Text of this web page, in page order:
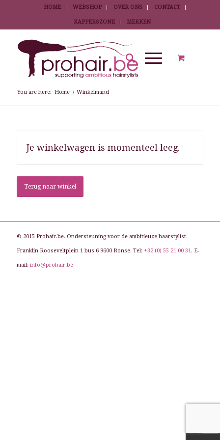
HOME WEBSHOP OVER ONS CONTACT
KAPPERSZONE MERKEN
You are here: Home / Winkelmand
Je winkelwagen is momenteel leeg.
Terug naar winkel
© 2015 Prohair.be. Ondersteuning voor de ambitieuze haarstylist.
Franklin Rooseveltplein 1 bus 6 9600 Ronse. Tel: +32 (0) 55 21 00 31. E-
mail: info@prohair.be